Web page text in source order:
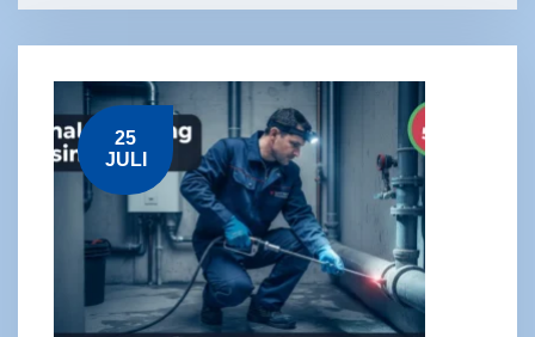
25
JULI